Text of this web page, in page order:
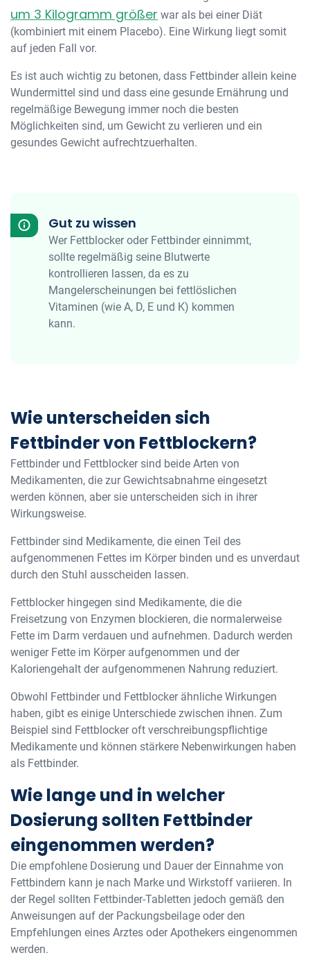
um 3 Kilogramm größer war als bei einer Diät
(kombiniert mit einem Placebo). Eine Wirkung liegt somit
auf jeden Fall vor.
Es ist auch wichtig zu betonen, dass Fettbinder allein keine
Wundermittel sind und dass eine gesunde Ernährung und
regelmäßige Bewegung immer noch die besten
Möglichkeiten sind, um Gewicht zu verlieren und ein
gesundes Gewicht aufrechtzuerhalten.
Gut zu wissen
Wer Fettblocker oder Fettbinder einnimmt,
sollte regelmäßig seine Blutwerte
kontrollieren lassen, da es zu
Mangelerscheinungen bei fettlöslichen
Vitaminen (wie A, D, E und K) kommen
kann.
Wie unterscheiden sich
Fettbinder von Fettblockern?
Fettbinder und Fettblocker sind beide Arten von
Medikamenten, die zur Gewichtsabnahme eingesetzt
werden können, aber sie unterscheiden sich in ihrer
Wirkungsweise.
Fettbinder sind Medikamente, die einen Teil des
aufgenommenen Fettes im Körper binden und es unverdaut
durch den Stuhl ausscheiden lassen.
Fettblocker hingegen sind Medikamente, die die
Freisetzung von Enzymen blockieren, die normalerweise
Fette im Darm verdauen und aufnehmen. Dadurch werden
weniger Fette im Körper aufgenommen und der
Kaloriengehalt der aufgenommenen Nahrung reduziert.
Obwohl Fettbinder und Fettblocker ähnliche Wirkungen
haben, gibt es einige Unterschiede zwischen ihnen. Zum
Beispiel sind Fettblocker oft verschreibungspflichtige
Medikamente und können stärkere Nebenwirkungen haben
als Fettbinder.
Wie lange und in welcher
Dosierung sollten Fettbinder
eingenommen werden?
Die empfohlene Dosierung und Dauer der Einnahme von
Fettbindern kann je nach Marke und Wirkstoff variieren. In
der Regel sollten Fettbinder-Tabletten jedoch gemäß den
Anweisungen auf der Packungsbeilage oder den
Empfehlungen eines Arztes oder Apothekers eingenommen
werden.